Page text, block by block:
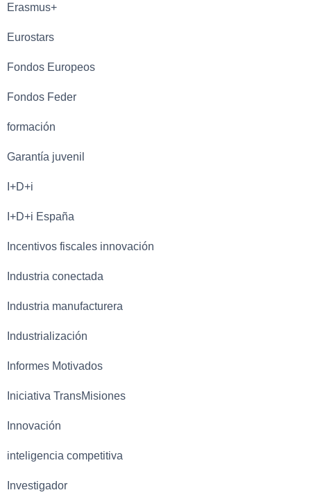
Erasmus+
Eurostars
Fondos Europeos
Fondos Feder
formación
Garantía juvenil
I+D+i
I+D+i España
Incentivos fiscales innovación
Industria conectada
Industria manufacturera
Industrialización
Informes Motivados
Iniciativa TransMisiones
Innovación
inteligencia competitiva
Investigador